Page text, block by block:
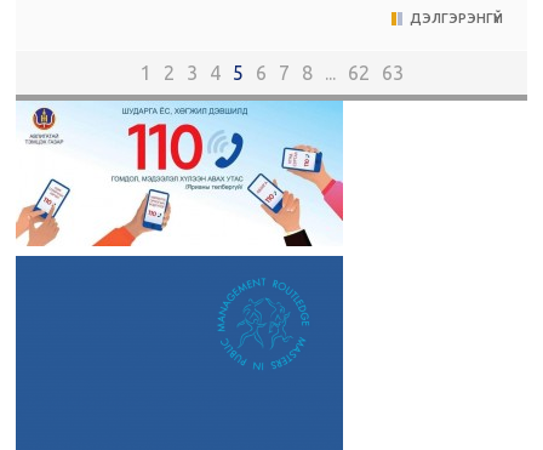
ДЭЛГЭРЭНГҮЙ
1 2 3 4 5 6 7 8 ... 62 63